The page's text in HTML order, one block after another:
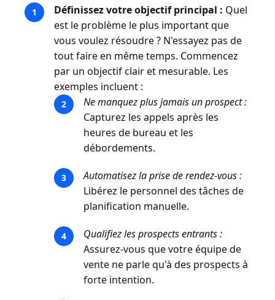
Définissez votre objectif principal : Quel
est le problème le plus important que
vous voulez résoudre ? N'essayez pas de
tout faire en même temps. Commencez
par un objectif clair et mesurable. Les
exemples incluent :
Ne manquez plus jamais un prospect :
Capturez les appels après les
heures de bureau et les
débordements.
Automatisez la prise de rendez-vous :
Libérez le personnel des tâches de
planification manuelle.
Qualifiez les prospects entrants :
Assurez-vous que votre équipe de
vente ne parle qu'à des prospects à
forte intention.